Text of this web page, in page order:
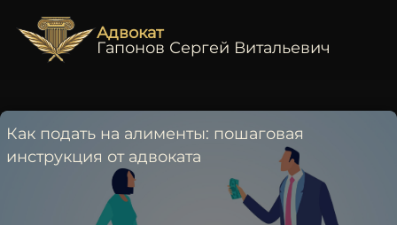
Адвокат
Гапонов Сергей Витальевич
Как подать на алименты: пошаговая
инструкция от адвоката